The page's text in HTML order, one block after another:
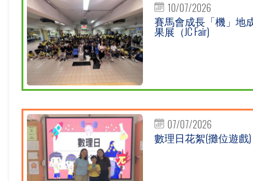
10/07/2026
賽馬會成長「機」地
果展（JC Fair)
07/07/2026
數理日花絮(攤位遊戲)